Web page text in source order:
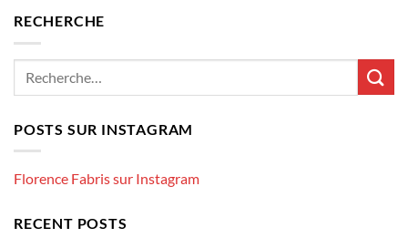
RECHERCHE
POSTS SUR INSTAGRAM
Florence Fabris sur Instagram
RECENT POSTS